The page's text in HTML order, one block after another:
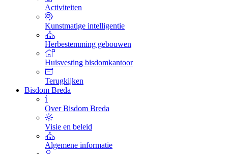
Activiteiten
Kunstmatige intelligentie
Herbestemming gebouwen
Huisvesting bisdomkantoor
Terugkijken
Bisdom Breda
Over Bisdom Breda
Visie en beleid
Algemene informatie